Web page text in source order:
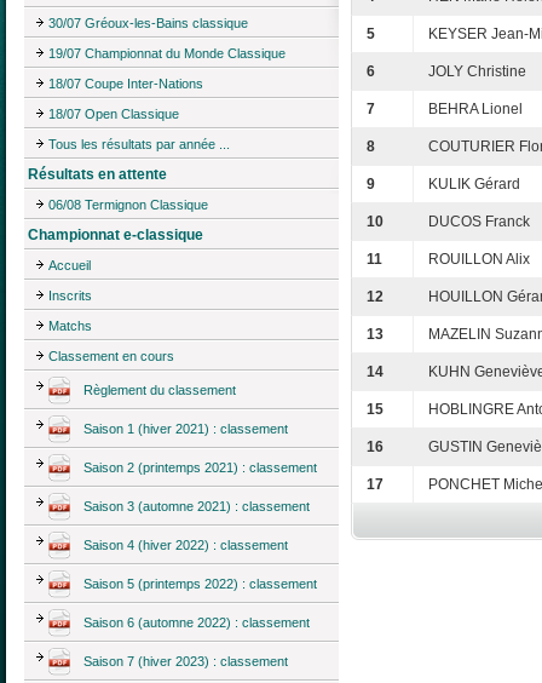
30/07 Gréoux-les-Bains classique
19/07 Championnat du Monde Classique
18/07 Coupe Inter-Nations
18/07 Open Classique
Tous les résultats par année ...
Résultats en attente
06/08 Termignon Classique
Championnat e-classique
Accueil
Inscrits
Matchs
Classement en cours
Règlement du classement
Saison 1 (hiver 2021) : classement
Saison 2 (printemps 2021) : classement
Saison 3 (automne 2021) : classement
Saison 4 (hiver 2022) : classement
Saison 5 (printemps 2022) : classement
Saison 6 (automne 2022) : classement
Saison 7 (hiver 2023) : classement
5 KEYSER Jean-
6 JOLY Christine
7 BEHRA Lionel
8 COUTURIER
9 KULIK Gérard
10 DUCOS Franck
11 ROUILLON Alix
12 HOUILLON
13 MAZELIN
14 KUHN
15 HOBLINGRE
16 GUSTIN
17 PONCHET